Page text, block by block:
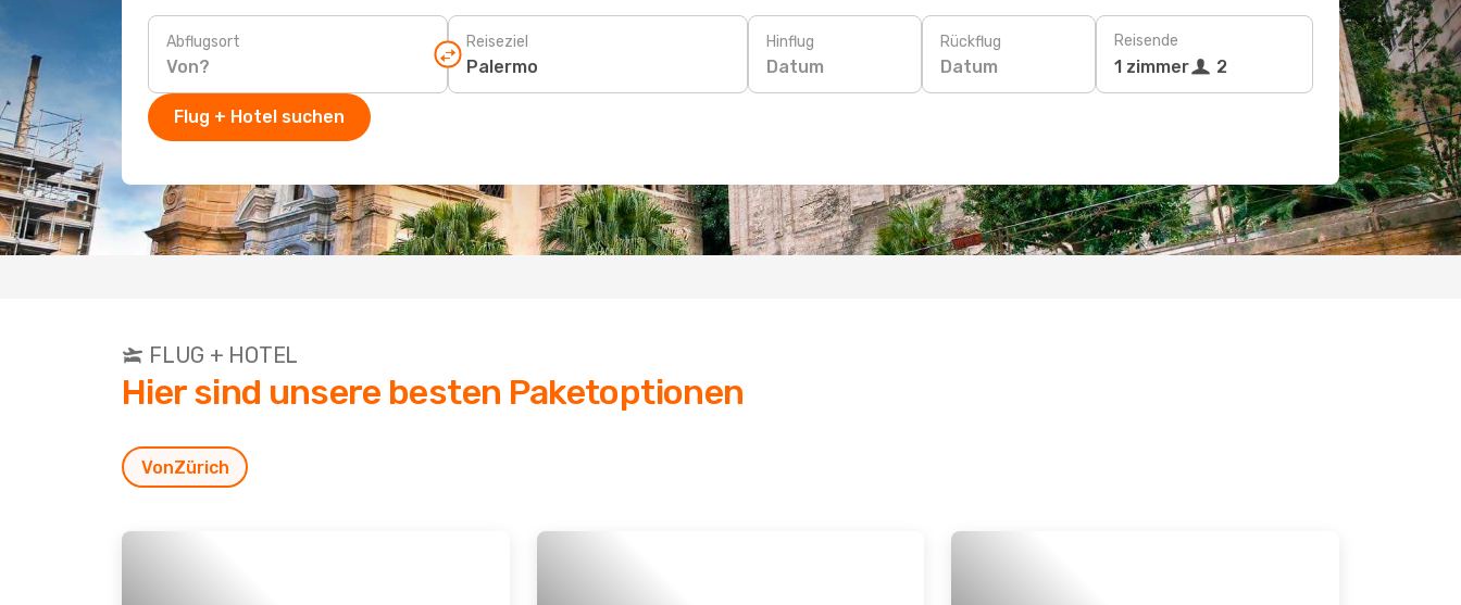
Abflugsort Reiseziel Hinflug
Datum
Rückflug
Datum
Reisende
1 zimmer 2
Flug + Hotel suchen
FLUG + HOTEL
Hier sind unsere besten Paketoptionen
VonZürich